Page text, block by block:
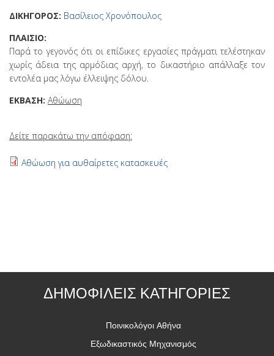
ΔΙΚΗΓΟΡΟΣ: Βασίλειος Χρονόπουλος
ΠΛΑΙΣΙΟ:
Παρά το γεγονός ότι οι επίδικες εργασίες πράγματι τελέστηκαν
χωρίς άδεια της αρμόδιας αρχή, το δικαστήριο απάλλαξε τον
εντολέα μας λόγω έλλειψης δόλου.
ΕΚΒΑΣΗ: Αθώωση
Δείτε παρακάτω την απόφαση:
Αθώωση για αυθαίρετες κατασκευές
ΔΗΜΟΦΙΛΕΙΣ ΚΑΤΗΓΟΡΙΕΣ
Ποινικολόγοι Αθήνα
Εξωδικαστικός Μηχανισμός